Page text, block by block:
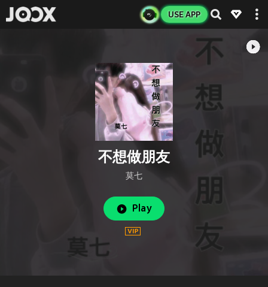
USE APP
不想做朋友
莫七
Play